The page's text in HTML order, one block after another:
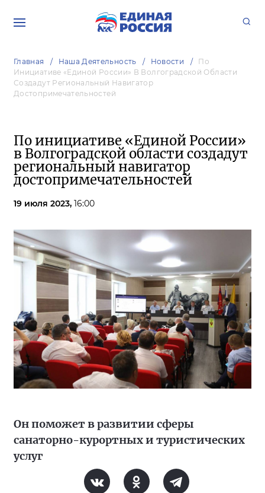
Главная Наша Деятельность Новости
По
Инициативе «Единой России» В Волгоградской Области
Создадут Региональный Навигатор
Достопримечательностей
По инициативе «Единой России»
в Волгоградской области создадут
региональный навигатор
достопримечательностей
19 июля 2023, 16:00
Он поможет в развитии сферы
санаторно-курортных и туристических
услуг